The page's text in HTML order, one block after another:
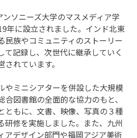
ンソニーズ大学のマスメディア学
年に設立されました。インド北東
民族やコミュニティのストーリー
て記録し、次世代に継承していく
れています。
やミニシアターを併設した大規模
図書館の全面的な協力のもと、
ともに、文書、映像、写真の３種
研修を実施しました。また、九州
アデザイン部門や福岡アジア美術